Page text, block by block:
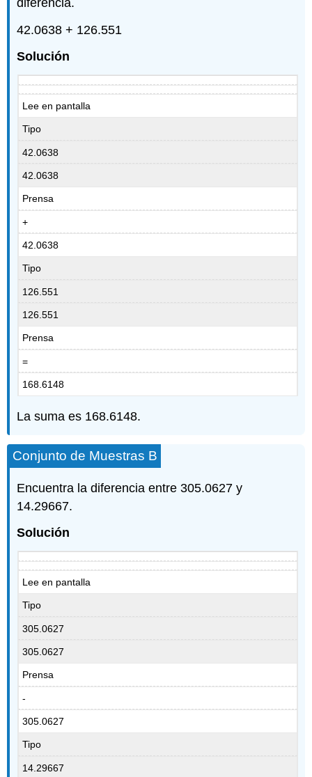
42.0638 + 126.551
Solución
Lee en pantalla
Tipo
42.0638
42.0638
Prensa
+
42.0638
Tipo
126.551
126.551
Prensa
=
168.6148
La suma es 168.6148.
Conjunto de Muestras B
Encuentra la diferencia entre 305.0627 y
14.29667.
Solución
Lee en pantalla
Tipo
305.0627
305.0627
Prensa
-
305.0627
Tipo
14.29667